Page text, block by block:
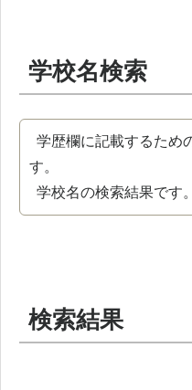
学校名検索
学歴欄に記載するため
す。
学校名の検索結果です
検索結果